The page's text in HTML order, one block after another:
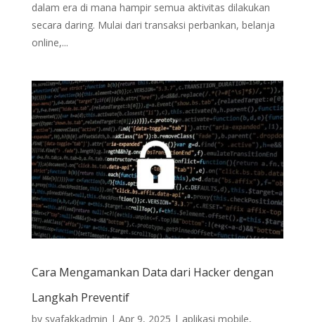
dalam era di mana hampir semua aktivitas dilakukan
secara daring. Mulai dari transaksi perbankan, belanja
online,...
Cara Mengamankan Data dari Hacker dengan
Langkah Preventif
by syafakkadmin | Apr 9, 2025 | aplikasi mobile,